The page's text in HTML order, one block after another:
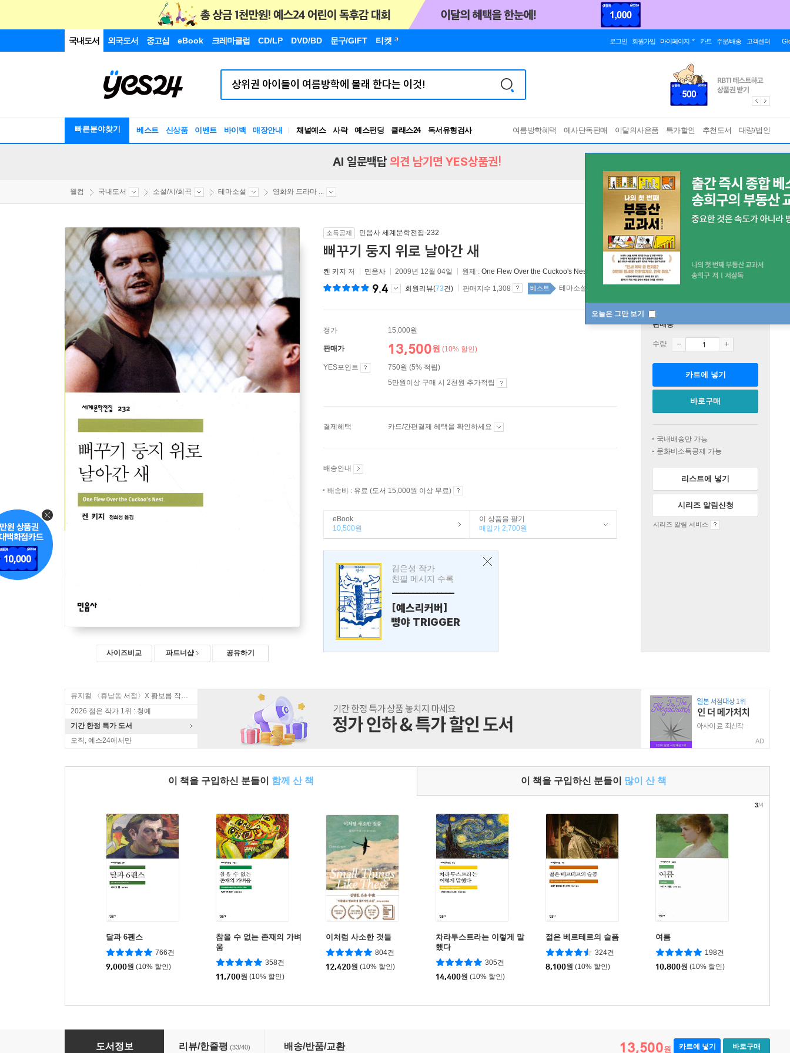
국내도서 외국도서 중고샵 eBook 크레마클럽 CD/LP DVD/BD 문구/GIFT 티켓 로그인 회원가입 마이페이지 카트 주문/배송 고객센터
빠른분야찾기 베스트 신상품 이벤트 바이백 매장안내 채널예스 사락 예스펀딩 클래스24
독서유형검사
RBTI Lab
여름방학혜택 예사단독판매 이달의사은품 특가할인 추천도서 대량/법인
오늘은 그만 보기
AI 일문백답 의견 남기면 YES상품권!
웰컴 국내도서 소설/시/희곡 테마소설 영화와 드라마 ...
사이즈비교 파트너샵 공유하기
소득공제 민음사 세계문학전집-232
뻐꾸기 둥지 위로 날아간 새
켄 키지 저 민음사 2009년 12월 04일 원제 : One Flew Over the Cuckoo's Nest
9.4 회원리뷰(73건) 판매지수 1,308 베스트 테마소설 top100 11주
정가 15,000원
판매가 13,500원 (10% 할인)
YES포인트
750원 (5% 적립)
5만원이상 구매 시 2천원 추가적립
결제혜택 카드/간편결제 혜택을 확인하세요
배송안내
배송비 : 유료 (도서 15,000원 이상 무료)
eBook
10,500원
이 상품을 팔기
매입가 2,700원
김은성 작가
친필 메시지 수록
---------------
[예스리커버]
빵야 TRIGGER
판매중
수량
카트에 넣기
바로구매
국내배송만 가능
문화비소득공제 가능
리스트에 넣기
시리즈 알림신청
시리즈 알림 서비스
뮤지컬 〈휴남동 서점〉X 황보름 작가 북토크
2026 젊은 작가 1위 : 청예
기간 한정 특가 도서
오직, 예스24에서만
AD
이 책을 구입하신 분들이 함께 산 책 이 책을 구입하신 분들이 많이 산 책
달과 6펜스
766건
9,000원 (10% 할인)
참을 수 없는 존재의 가벼
움
358건
11,700원 (10% 할인)
이처럼 사소한 것들
804건
12,420원 (10% 할인)
차라투스트라는 이렇게 말
했다
305건
14,400원 (10% 할인)
젊은 베르테르의 슬픔
324건
8,100원 (10% 할인)
여름
198건
10,800원 (10% 할인)
3/4
뻐꾸기 둥지 위로 날아간 새
도서정보 리뷰/한줄평 (33/40) 배송/반품/교환 13,500원 카트에 넣기 바로구매